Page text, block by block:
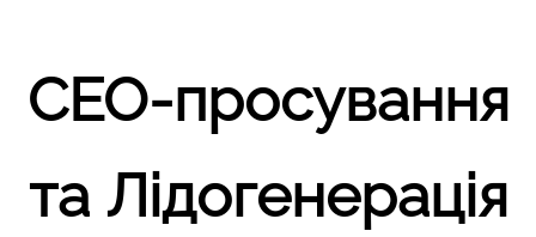
СЕО-просування
та Лідогенерація